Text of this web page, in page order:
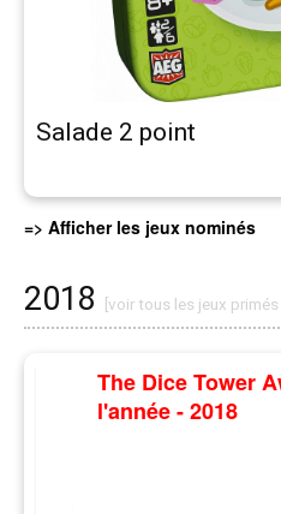
Salade 2 point
=> Afficher les jeux nominés
2018 [voir tous les jeux
The Dice Tower
l'année - 2018